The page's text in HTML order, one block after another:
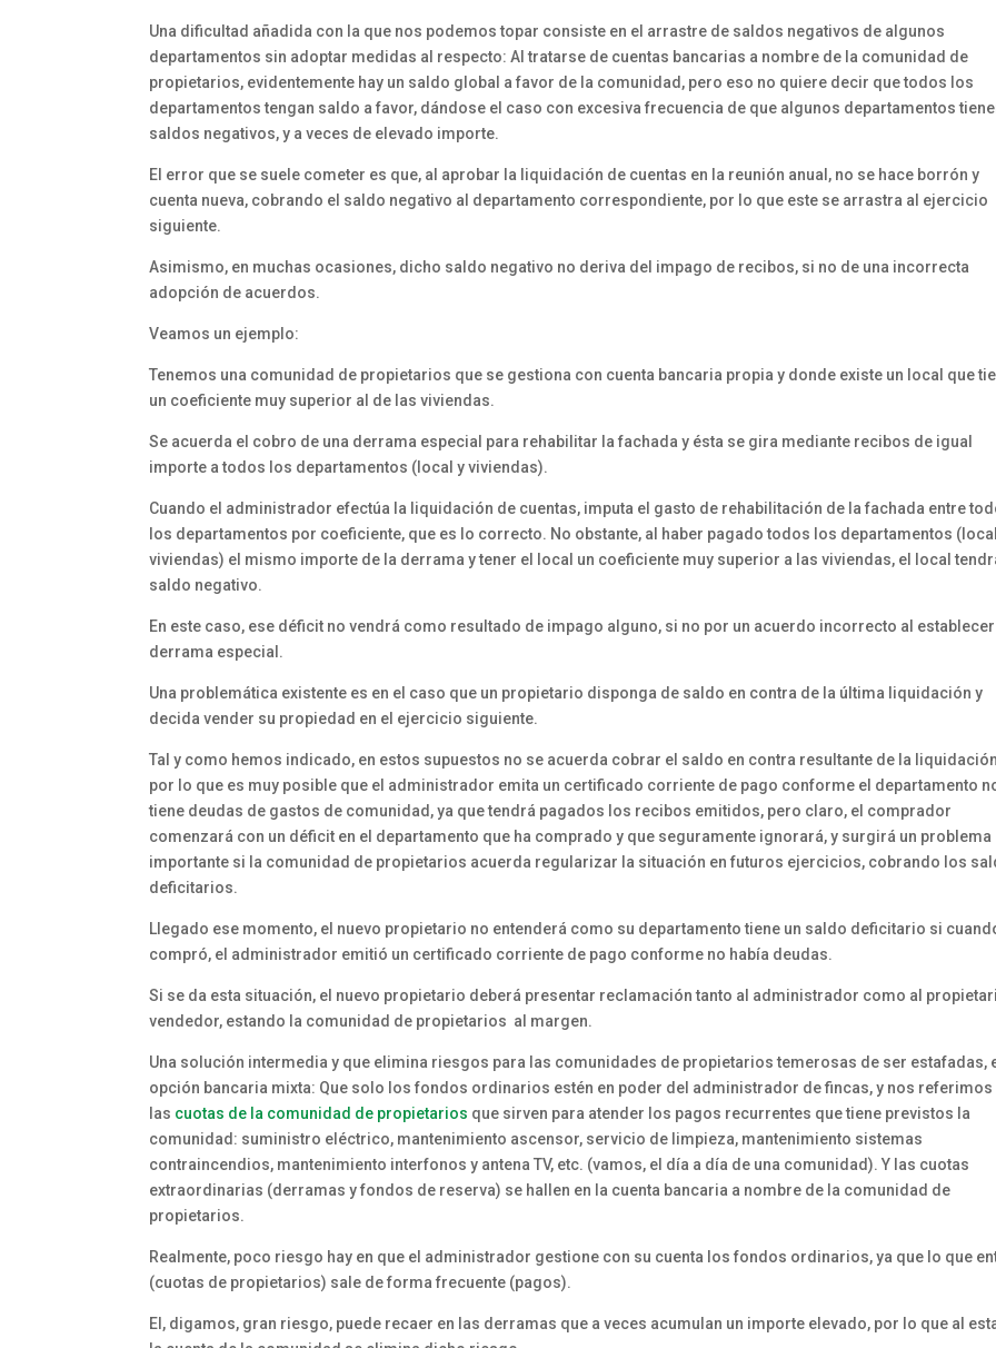
Una dificultad añadida con la que nos podemos topar consiste en el arrastre de saldos negativos de algunos
departamentos sin adoptar medidas al respecto: Al tratarse de cuentas bancarias a nombre de la comunidad de
propietarios, evidentemente hay un saldo global a favor de la comunidad, pero eso no quiere decir que todos los
departamentos tengan saldo a favor, dándose el caso con excesiva frecuencia de que algunos departamentos
saldos negativos, y a veces de elevado importe.
El error que se suele cometer es que, al aprobar la liquidación de cuentas en la reunión anual, no se hace borrón y
cuenta nueva, cobrando el saldo negativo al departamento correspondiente, por lo que este se arrastra al ejercicio
siguiente.
Asimismo, en muchas ocasiones, dicho saldo negativo no deriva del impago de recibos, si no de una incorrecta
adopción de acuerdos.
Veamos un ejemplo:
Tenemos una comunidad de propietarios que se gestiona con cuenta bancaria propia y donde existe un local que
un coeficiente muy superior al de las viviendas.
Se acuerda el cobro de una derrama especial para rehabilitar la fachada y ésta se gira mediante recibos de igual
importe a todos los departamentos (local y viviendas).
Cuando el administrador efectúa la liquidación de cuentas, imputa el gasto de rehabilitación de la fachada entre
los departamentos por coeficiente, que es lo correcto. No obstante, al haber pagado todos los departamentos
viviendas) el mismo importe de la derrama y tener el local un coeficiente muy superior a las viviendas, el local
saldo negativo.
En este caso, ese déficit no vendrá como resultado de impago alguno, si no por un acuerdo incorrecto al establecer
derrama especial.
Una problemática existente es en el caso que un propietario disponga de saldo en contra de la última liquidación y
decida vender su propiedad en el ejercicio siguiente.
Tal y como hemos indicado, en estos supuestos no se acuerda cobrar el saldo en contra resultante de la
por lo que es muy posible que el administrador emita un certificado corriente de pago conforme el departamento
tiene deudas de gastos de comunidad, ya que tendrá pagados los recibos emitidos, pero claro, el comprador
comenzará con un déficit en el departamento que ha comprado y que seguramente ignorará, y surgirá un problema
importante si la comunidad de propietarios acuerda regularizar la situación en futuros ejercicios, cobrando los
deficitarios.
Llegado ese momento, el nuevo propietario no entenderá como su departamento tiene un saldo deficitario si
compró, el administrador emitió un certificado corriente de pago conforme no había deudas.
Si se da esta situación, el nuevo propietario deberá presentar reclamación tanto al administrador como al
vendedor, estando la comunidad de propietarios al margen.
Una solución intermedia y que elimina riesgos para las comunidades de propietarios temerosas de ser estafadas,
opción bancaria mixta: Que solo los fondos ordinarios estén en poder del administrador de fincas, y nos referimos
las cuotas de la comunidad de propietarios que sirven para atender los pagos recurrentes que tiene previstos la
comunidad: suministro eléctrico, mantenimiento ascensor, servicio de limpieza, mantenimiento sistemas
contraincendios, mantenimiento interfonos y antena TV, etc. (vamos, el día a día de una comunidad). Y las cuotas
extraordinarias (derramas y fondos de reserva) se hallen en la cuenta bancaria a nombre de la comunidad de
propietarios.
Realmente, poco riesgo hay en que el administrador gestione con su cuenta los fondos ordinarios, ya que lo que
(cuotas de propietarios) sale de forma frecuente (pagos).
El, digamos, gran riesgo, puede recaer en las derramas que a veces acumulan un importe elevado, por lo que al